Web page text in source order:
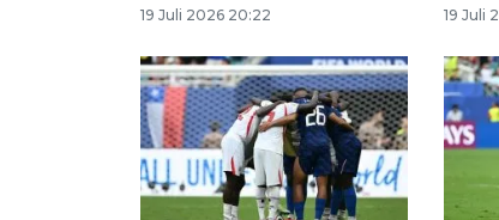
19 Juli 2026 20:22 19 Juli